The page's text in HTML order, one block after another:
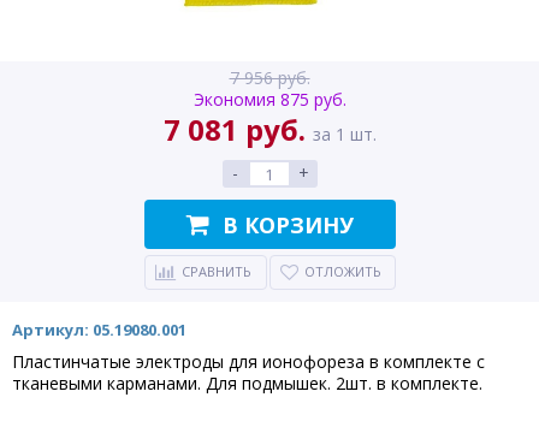
Артикул: 05.19080.001
Пластинчатые электроды для ионофореза в комплекте с
тканевыми карманами. Для подмышек. 2шт. в комплекте.
7 956 руб.
Экономия 875 руб.
7 081 руб. за 1 шт.
-
+
В КОРЗИНУ
СРАВНИТЬ ОТЛОЖИТЬ